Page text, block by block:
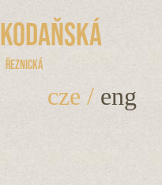
Kodaňská
Řeznická
cze / eng